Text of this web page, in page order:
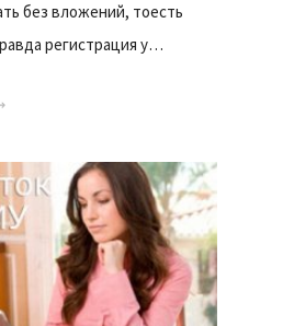
без вложений, тоесть
регистрация у…